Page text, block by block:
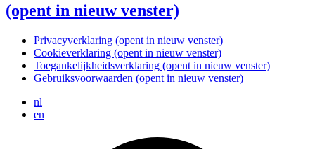
(opent in nieuw venster)
Privacyverklaring (opent in nieuw venster)
Cookieverklaring (opent in nieuw venster)
Toegankelijkheidsverklaring (opent in nieuw venster)
Gebruiksvoorwaarden (opent in nieuw venster)
nl
en